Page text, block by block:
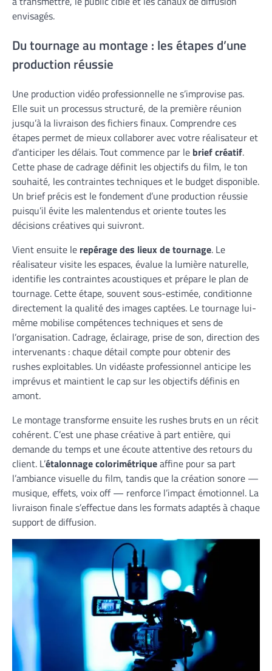
envisagés.
Du tournage au montage : les étapes d’une
production réussie
Une production vidéo professionnelle ne s’improvise pas.
Elle suit un processus structuré, de la première réunion
jusqu’à la livraison des fichiers finaux. Comprendre ces
étapes permet de mieux collaborer avec votre réalisateur et
d’anticiper les délais. Tout commence par le brief créatif.
Cette phase de cadrage définit les objectifs du film, le ton
souhaité, les contraintes techniques et le budget disponible.
Un brief précis est le fondement d’une production réussie
puisqu’il évite les malentendus et oriente toutes les
décisions créatives qui suivront.
Vient ensuite le repérage des lieux de tournage. Le
réalisateur visite les espaces, évalue la lumière naturelle,
identifie les contraintes acoustiques et prépare le plan de
tournage. Cette étape, souvent sous-estimée, conditionne
directement la qualité des images captées. Le tournage lui-
même mobilise compétences techniques et sens de
l’organisation. Cadrage, éclairage, prise de son, direction des
intervenants : chaque détail compte pour obtenir des
rushes exploitables. Un vidéaste professionnel anticipe les
imprévus et maintient le cap sur les objectifs définis en
amont.
Le montage transforme ensuite les rushes bruts en un récit
cohérent. C’est une phase créative à part entière, qui
demande du temps et une écoute attentive des retours du
client. L’étalonnage colorimétriqueaffine pour sa part
l’ambiance visuelle du film, tandis que la création sonore —
musique, effets, voix off — renforce l’impact émotionnel. La
livraison finale s’effectue dans les formats adaptés à chaque
support de diffusion.